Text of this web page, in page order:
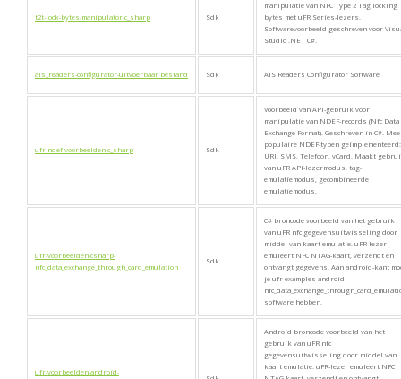
t2t-lock-bytes-manipulator-c_sharp Sdk
manipulatie van NFC Type 2 Tag locking
bytes met uFR Series-lezers.
Softwarevoorbeeld geschreven voor
Studio .NET C#.
ais_readers-configurator-uitvoerbaar bestand Sdk AIS Readers Configurator Software
ufr-ndef-voorbeelden-c_sharp Sdk
Voorbeeld van API-gebruik voor
manipulatie van NDEF-records (Nfc Data
Exchange Format). Geschreven in C#.
populaire NDEF-typen geïmplementeerd:
URI, SMS, Telefoon, vCard. Maakt
van uFR API-lezermodus, tag-
emulatiemodus, gecombineerde
emulatiemodus.
ufr-voorbeelden-csharp-
nfc_data_exchange_through_card_emulation
Sdk
C# broncode voorbeeld van het gebruik
van uFR nfc gegevensuitwisseling door
middel van kaart emulatie. uFR-lezer
emuleert NFC NTAG-kaart, verzendt en
ontvangt gegevens. Aan android-kant
je ufr-examples-android-
software hebben.
ufr-voorbeelden-android-
Android broncode voorbeeld van het
gebruik van uFR nfc
gegevensuitwisseling door middel van
kaart emulatie. uFR-lezer emuleert NFC